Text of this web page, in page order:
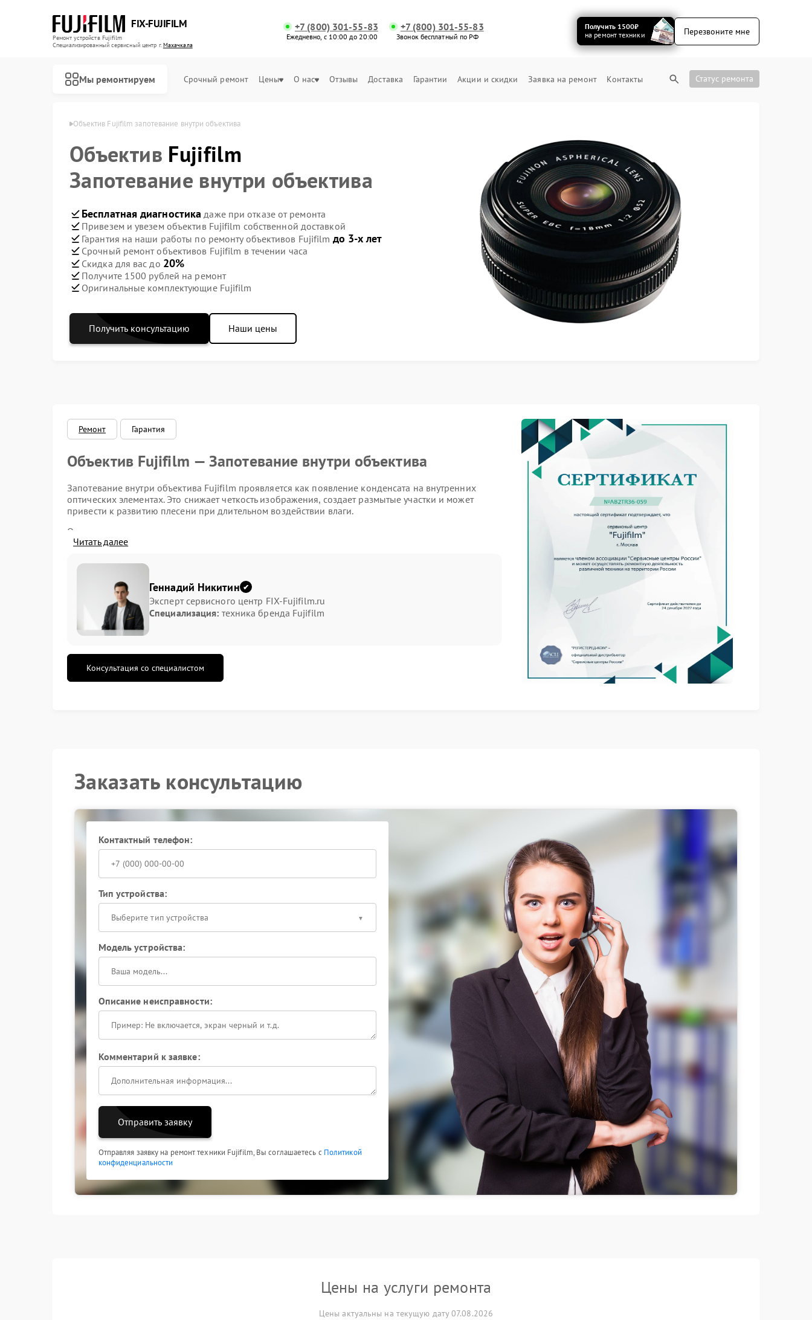
FIX-FUJIFILM
Ремонт устройств Fujifilm
Специализированный cервисный центр г.Махачкала
+7 (800) 301-55-83
Ежедневно, с 10:00 до 20:00
+7 (800) 301-55-83
Звонок бесплатный по РФ
Получить 1500₽
на ремонт техники
Перезвоните мне
Мы ремонтируем Срочный ремонт Цены О нас Отзывы Доставка Гарантии Акции и скидки Заявка на ремонт Контакты Статус ремонта
Объектив Fujifilm запотевание внутри объектива
Объектив Fujifilm
Запотевание внутри объектива
Бесплатная диагностика даже при отказе от ремонта
Привезем и увезем объектив Fujifilm собственной доставкой
Гарантия на наши работы по ремонту объективов Fujifilm до 3-х лет
Срочный ремонт объективов Fujifilm в течении часа
Скидка для вас до 20%
Получите 1500 рублей на ремонт
Оригинальные комплектующие Fujifilm
Получить консультацию Наши цены
Ремонт Гарантия
Объектив Fujifilm — Запотевание внутри объектива
Запотевание внутри объектива Fujifilm проявляется как появление конденсата на внутренних
оптических элементах. Это снижает четкость изображения, создает размытые участки и может
привести к развитию плесени при длительном воздействии влаги.
Основные причины возникновения конденсата:
высокая влажность окружающей среды, особенно в тропическом климате или вблизи водоемов;
Самостоятельные попытки устранить проблему могут усугубить ситуацию: разборка без
специальных инструментов способна нарушить юстировку линз. Для точной диагностики лучше
обратиться в сервисный центр Fujifilm. Специалисты оценят степень повреждения и определят
необходимость вмешательства.
выполняют замену уплотнительных элементов, восстанавливают герметичность корпуса и проводят
профилактику против дальнейшего скопления влаги.
Читать далее
Геннадий Никитин
Эксперт сервисного центр FIX-Fujifilm.ru
Специализация: техника бренда Fujifilm
Консультация со специалистом
Заказать консультацию
Контактный телефон:
Тип устройства:
Выберите тип устройства
Модель устройства:
Описание неисправности:
Комментарий к заявке:
Отправить заявку
Отправляя заявку на ремонт техники Fujifilm, Вы соглашаетесь с Политикой
конфиденциальности
Цены на услуги ремонта
Цены актуальны на текущую дату 07.08.2026